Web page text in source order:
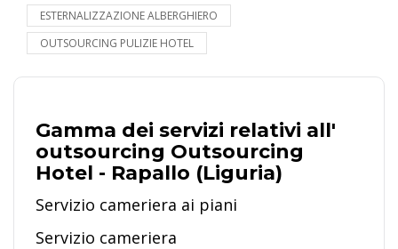
ESTERNALIZZAZIONE ALBERGHIERO
OUTSOURCING PULIZIE HOTEL
Gamma dei servizi relativi all'
outsourcing Outsourcing
Hotel - Rapallo (Liguria)
Servizio cameriera ai piani
Servizio cameriera